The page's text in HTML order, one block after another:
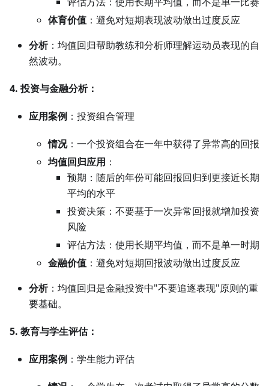
体育价值 ：避免对短期表现波动做出过度反应
分析：均值回归帮助教练和分析师理解运动员表现的自
然波动。
4. 投资与金融分析：
应用案例 ：投资组合管理
情况：一个投资组合在一年中获得了异常高的回报
均值回归应用 ：
预期：随后的年份可能回报回归到更接近长期
平均的水平
投资决策：不要基于一次异常回报就增加投资
风险
评估方法：使用长期平均值，而不是单一时期
金融价值 ：避免对短期回报波动做出过度反应
分析：均值回归是金融投资中"不要追逐表现"原则的重
要基础。
5. 教育与学生评估：
应用案例 ：学生能力评估